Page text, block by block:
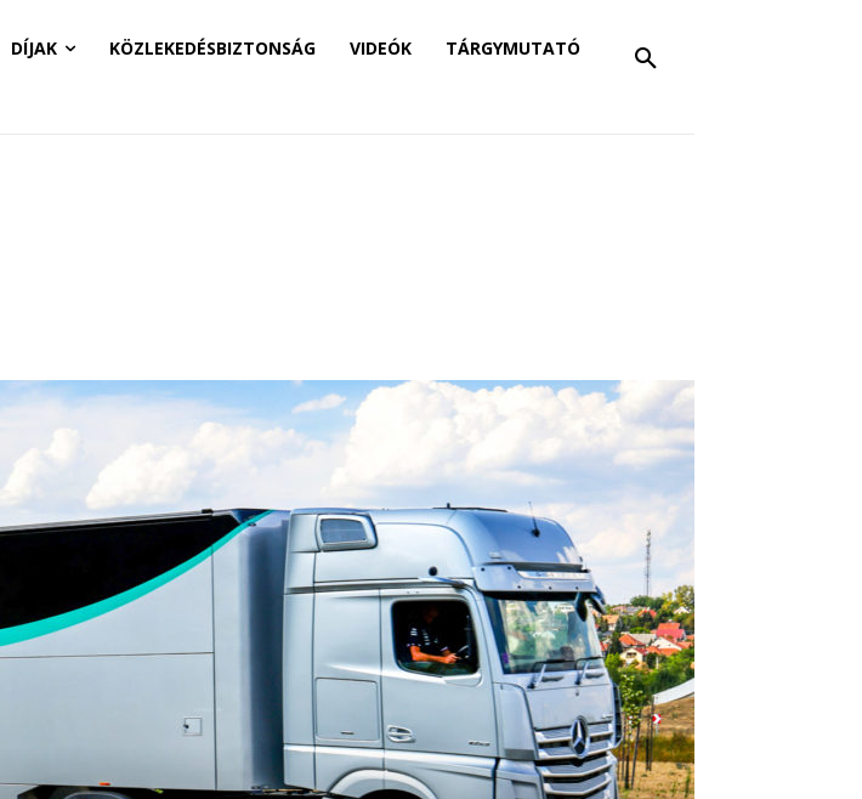
DÍJAK KÖZLEKEDÉSBIZTONSÁG VIDEÓK TÁRGYMUTATÓ